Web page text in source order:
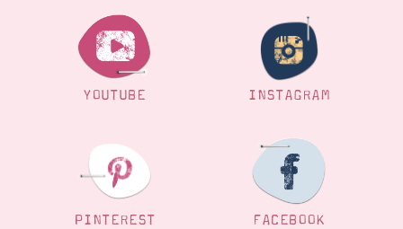
YOUTUBE INSTAGRAM
PINTEREST FACEBOOK